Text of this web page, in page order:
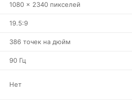
1080 x 2340 пикселей
19.5:9
386 точек на дюйм
90 Гц
Нет